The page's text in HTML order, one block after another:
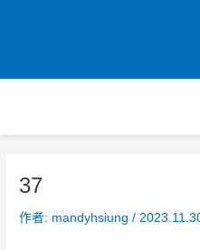
37
作者: mandyhsiung/